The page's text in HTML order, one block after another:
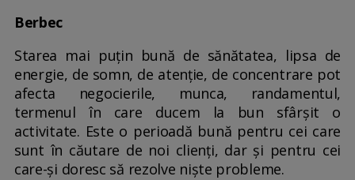
Berbec
Starea mai puțin bună de sănătatea, lipsa de
energie, de somn, de atenție, de concentrare pot
afecta negocierile, munca, randamentul,
termenul în care ducem la bun sfârșit o
activitate. Este o perioadă bună pentru cei care
sunt în căutare de noi clienți, dar și pentru cei
care-și doresc să rezolve niște probleme.